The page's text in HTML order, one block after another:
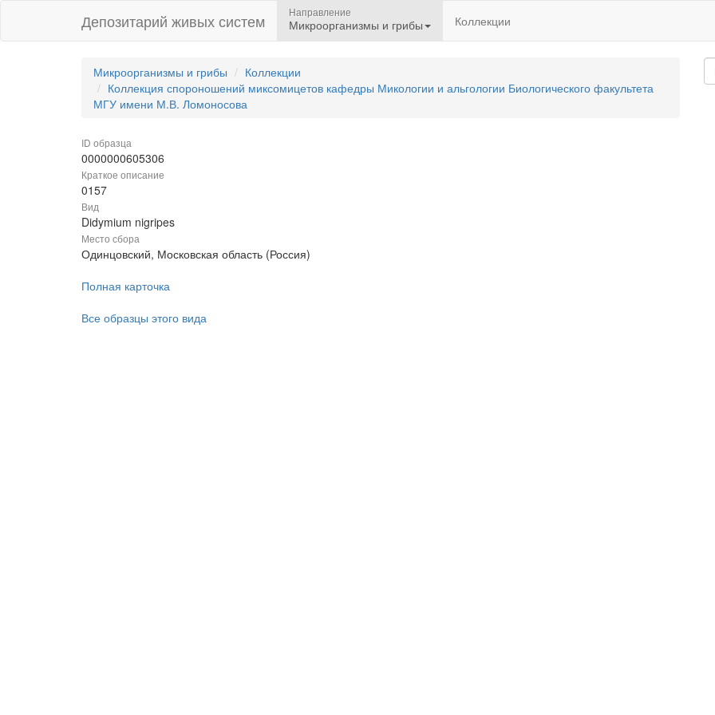
Депозитарий живых систем Направление
Микроорганизмы и грибы Коллекции
Микроорганизмы и грибы
Коллекции
Коллекция спороношений миксомицетов кафедры Микологии и альгологии Биологического факультета
МГУ имени М.В. Ломоносова
ID образца
0000000605306
Краткое описание
0157
Вид
Didymium nigripes
Место сбора
Одинцовский, Московская область (Россия)
Полная карточка
Все образцы этого вида